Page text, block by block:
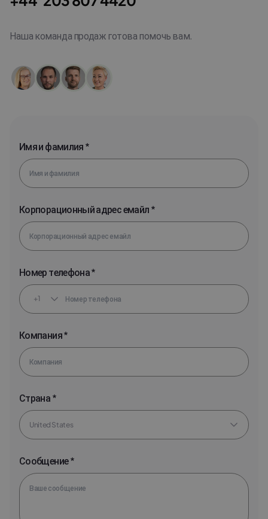
Наша команда продаж готова помочь вам.
Имя и фамилия *
Корпорационный адрес емайл *
Номер телефона *
+1
Компания *
Страна *
Сообщение *